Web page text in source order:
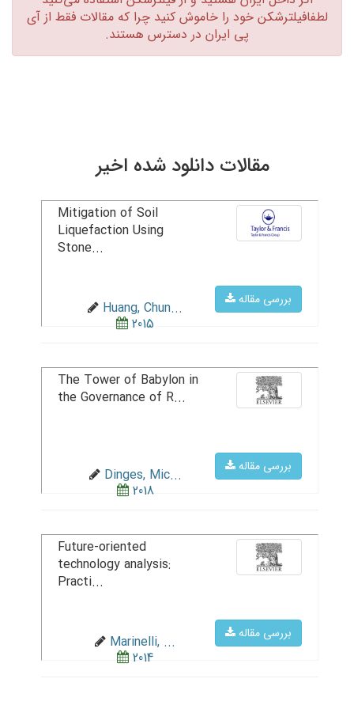
لطفافیلترشکن خود را خاموش کنید چرا که مقالات فقط از آی
پی ایران در دسترس هستند.‏
مقالات دانلود شده اخیر
بررسی مقاله
Mitigation of Soil
Liquefaction Using
Stone...
Huang, Chun...
2015
بررسی مقاله
The Tower of Babylon in
the Governance of R...
Dinges, Mic...
2018
بررسی مقاله
Future-oriented
technology analysis:
Practi...
Marinelli, ...
2014